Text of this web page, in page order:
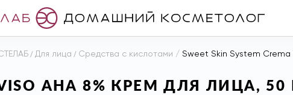
/ Для лица / Средства с кислотами / Sweet Skin System Crema
VISO АНА 8% КРЕМ ДЛЯ ЛИЦА,